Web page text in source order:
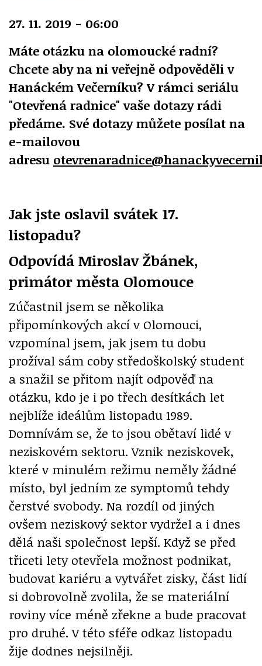
27. 11. 2019 - 06:00
Máte otázku na olomoucké radní?
Chcete aby na ni veřejně odpověděli v
Hanáckém Večerníku? V rámci seriálu
"Otevřená radnice" vaše dotazy rádi
předáme. Své dotazy můžete posílat na
e-mailovou
adresu
Jak jste oslavil svátek 17.
listopadu?
Odpovídá Miroslav Žbánek,
primátor města Olomouce
Zúčastnil jsem se několika
připomínkových akcí v Olomouci,
vzpomínal jsem, jak jsem tu dobu
prožíval sám coby středoškolský student
a snažil se přitom najít odpověď na
otázku, kdo je i po třech desítkách let
nejblíže ideálům listopadu 1989.
Domnívám se, že to jsou obětaví lidé v
neziskovém sektoru. Vznik neziskovek,
které v minulém režimu neměly žádné
místo, byl jedním ze symptomů tehdy
čerstvé svobody. Na rozdíl od jiných
ovšem neziskový sektor vydržel a i dnes
dělá naši společnost lepší. Když se před
třiceti lety otevřela možnost podnikat,
budovat kariéru a vytvářet zisky, část lidí
si dobrovolně zvolila, že se materiální
roviny více méně zřekne a bude pracovat
pro druhé. V této sféře odkaz listopadu
žije dodnes nejsilněji.